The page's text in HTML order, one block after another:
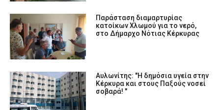
Παράσταση διαμαρτυρίας
κατοίκων Χλωμού για το νερό,
στο Δήμαρχο Νότιας Κέρκυρας
Αυλωνίτης: "Η δημόσια υγεία στην
Κέρκυρα και στους Παξούς νοσεί
σοβαρά! "